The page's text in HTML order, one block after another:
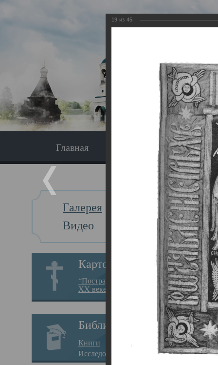
Главная Экскурсия
Галерея
Видео
Картотека
“Пострадавшие за веру в
XX веке на Севере”
Библиотека
Книги
Исследования
Главная
19 из 45